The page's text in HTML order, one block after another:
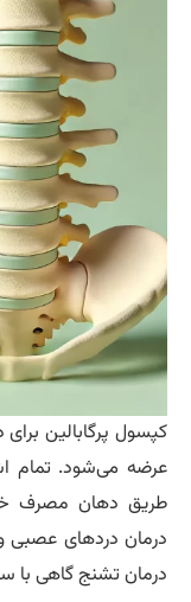
پرگابالین برای
می‌شود. تمام
دهان مصرف خواهد
دردهای عصبی و
تشنج گاهی با